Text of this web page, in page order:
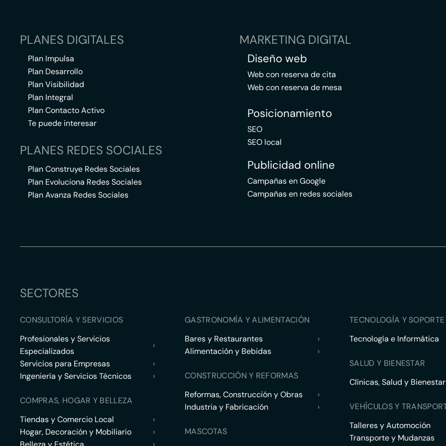
PLANES DIGITALES
Plan Impulsa
Plan Desarrollo
Plan Visibilidad
Plan Integral
Plan Contacto Activo
Te puede interesar
PLANES REDES SOCIALES
Plan Construye Redes Sociales
Plan Evoluciona Redes Sociales
Plan Avanza Redes Sociales
MARKETING DIGITAL
Diseño web
Web con reserva de cita
Web con reserva de mesa
Posicionamiento
SEO
SEO local
Publicidad online
Campañas en Google
Campañas en redes sociales
SECTORES
CONSULTORÍA Y SERVICIOS
Profesionales y Servicios
Especializados
›
Servicios para Empresas
›
Ingeniería y Servicios Técnicos
›
COMPRAS, HOGAR Y BELLEZA
Tiendas y Comercio Local
›
Hogar, Decoración y Mobiliario
›
GASTRONOMÍA Y ALIMENTACIÓN
Bares y Restaurantes
›
Alimentación y Bebidas
›
CONSTRUCCIÓN Y REFORMAS
Reformas, Construcción y Obras
›
Industria y Fabricación
›
MASCOTAS
TECNOLOGÍA Y
Tecnología e Informática
SALUD Y BIENESTAR
Clínicas, Salud y Bienestar
VEHÍCULOS Y
Talleres y Automoción
Transporte y Mudanzas